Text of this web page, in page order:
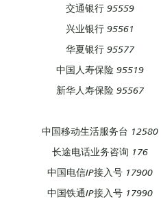
交通银行 95559
兴业银行 95561
华夏银行 95577
中国人寿保险 95519
新华人寿保险 95567
中国移动生活服务台 12580
长途电话业务咨询 176
中国电信IP接入号 17900
中国铁通IP接入号 17990